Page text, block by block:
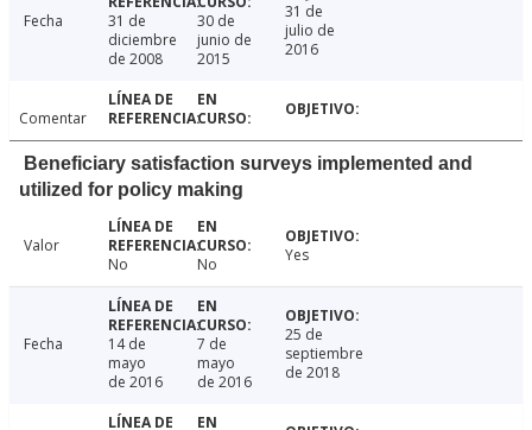
Fecha
31 de
diciembre
de 2008
30 de
junio de
2015
31 de
julio de
2016
Comentar
Beneficiary satisfaction surveys implemented and
utilized for policy making
Valor
No
No Yes
Fecha
14 de
mayo
de 2016
7 de
mayo
de 2016
25 de
septiembre
de 2018